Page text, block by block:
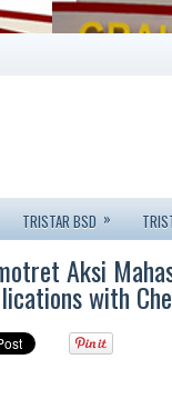
TRISTAR BSD »
Aksi
with